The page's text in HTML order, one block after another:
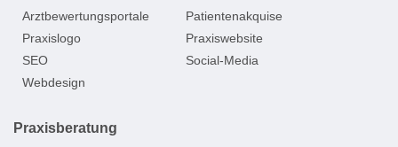
Arztbewertungsportale
Patientenakquise
Praxislogo
Praxiswebsite
SEO
Social-Media
Webdesign
Praxisberatung